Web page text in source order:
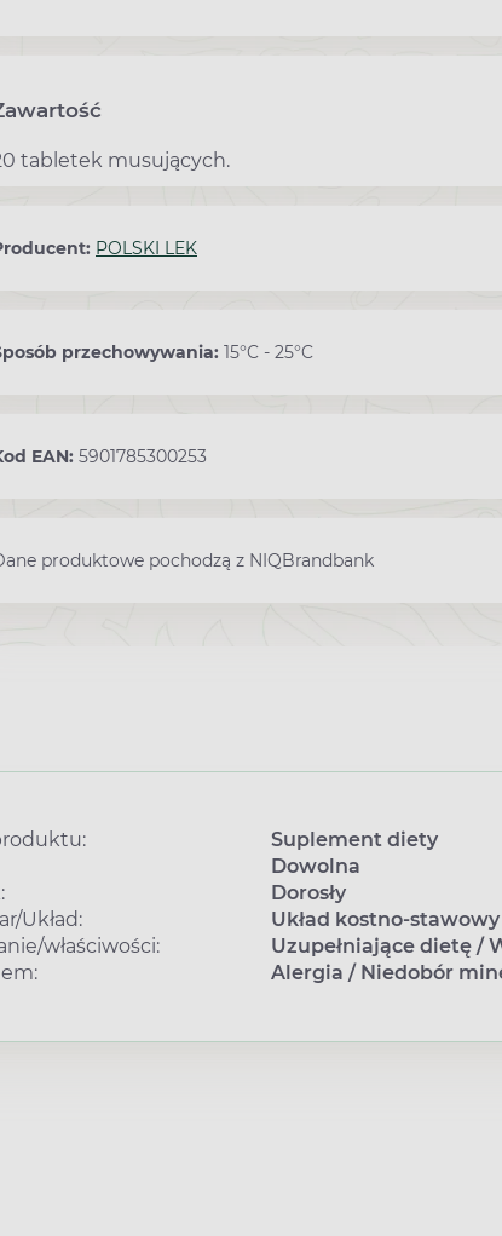
tabletek musujących.
POLSKI LEK
przechowywania: 15°C - 25°C
EAN: 5901785300253
produktowe pochodzą z NIQBrandbank
Suplement diety
Dowolna
Dorosły
Układ:
Układ kostno-stawowy
właściwości:
Uzupełniające dietę/
Alergia / Niedobór